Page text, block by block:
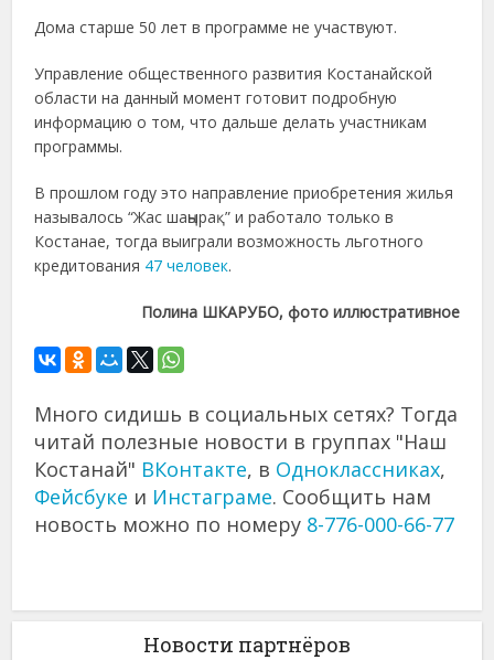
Дома старше 50 лет в программе не участвуют.
Управление общественного развития Костанайской
области на данный момент готовит подробную
информацию о том, что дальше делать участникам
программы.
В прошлом году это направление приобретения жилья
называлось “Жас шаңырақ” и работало только в
Костанае, тогда выиграли возможность льготного
кредитования 47 человек.
Полина ШКАРУБО, фото иллюстративное
Много сидишь в социальных сетях? Тогда
читай полезные новости в группах "Наш
Костанай" ВКонтакте, в Одноклассниках,
Фейсбуке и Инстаграме. Сообщить нам
новость можно по номеру 8-776-000-66-77
Новости партнёров